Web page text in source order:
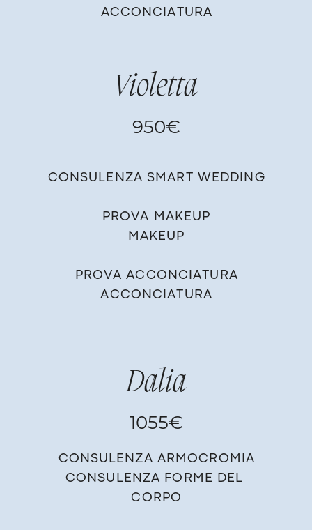
ACCONCIATURA
Violetta
950€
CONSULENZA SMART WEDDING
PROVA MAKEUP
MAKEUP
PROVA ACCONCIATURA
ACCONCIATURA
Dalia
1055€
CONSULENZA ARMOCROMIA
CONSULENZA FORME DEL ​
CORPO